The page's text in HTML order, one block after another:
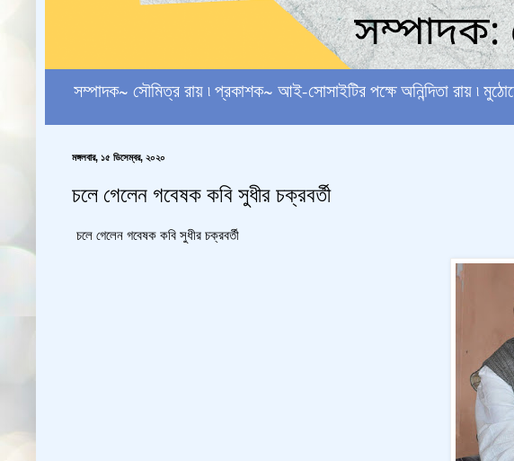
সম্পাদক~ সৌমিত্র রায় ৷ প্রকাশক~ আই-সোসাইটির পক্ষে অনিন্দিতা
মঙ্গলবার, ১৫ ডিসেম্বর, ২০২০
চলে গেলেন গবেষক কবি সুধীর চক্রবর্তী
চলে গেলেন গবেষক কবি সুধীর চক্রবর্তী